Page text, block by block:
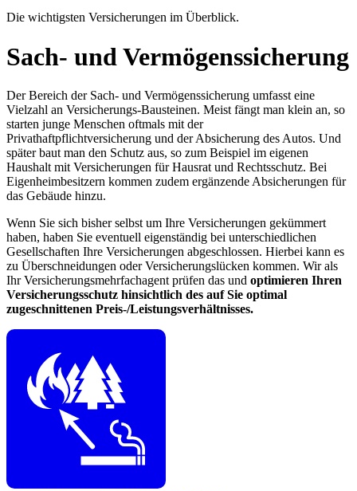
Die wichtigsten Versicherungen im Überblick.
Sach- und Vermögenssicherung
Der Bereich der Sach- und Vermögenssicherung umfasst eine
Vielzahl an Versicherungs-Bausteinen. Meist fängt man klein an, so
starten junge Menschen oftmals mit der
Privathaftpflichtversicherung und der Absicherung des Autos. Und
später baut man den Schutz aus, so zum Beispiel im eigenen
Haushalt mit Versicherungen für Hausrat und Rechtsschutz. Bei
Eigenheimbesitzern kommen zudem ergänzende Absicherungen für
das Gebäude hinzu.
Wenn Sie sich bisher selbst um Ihre Versicherungen gekümmert
haben, haben Sie eventuell eigenständig bei unterschiedlichen
Gesellschaften Ihre Versicherungen abgeschlossen. Hierbei kann es
zu Überschneidungen oder Versicherungslücken kommen. Wir als
Ihr Versicherungsmehrfachagent prüfen das und optimieren Ihren
Versicherungsschutz hinsichtlich des auf Sie optimal
zugeschnittenen Preis-/Leistungsverhältnisses.